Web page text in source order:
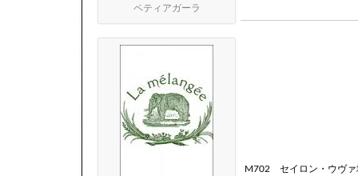
ペティアガーラ
M702 セイロン・ウヴァ